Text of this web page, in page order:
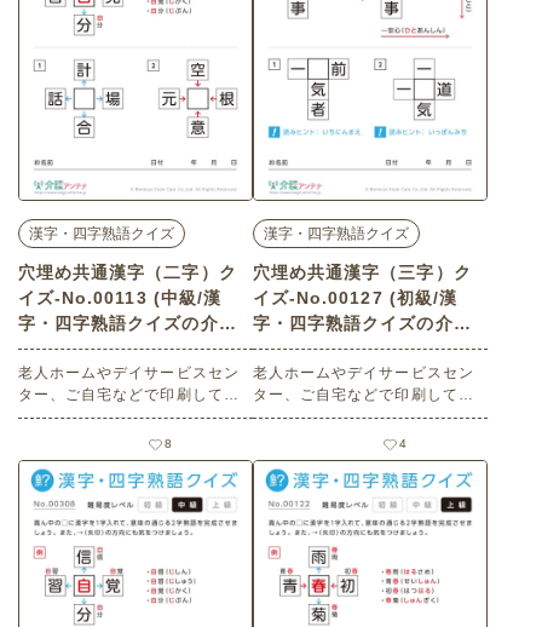
漢字・四字熟語クイズ
穴埋め共通漢字（二字）ク
イズ-No.00113 (中級/漢
字・四字熟語クイズの介護
レク素材)
老人ホームやデイサービスセン
ター、ご自宅などで印刷してお
使いいただける無料の高齢者向
け介護レク素材（漢字・四字熟
語クイズ・中級）です。
8
漢字・四字熟語クイズ
穴埋め共通漢字（三字）ク
イズ-No.00127 (初級/漢
字・四字熟語クイズの介護
レク素材)
老人ホームやデイサービスセン
ター、ご自宅などで印刷してお
使いいただける無料の高齢者向
け介護レク素材（漢字・四字熟
語クイズ・初級）です。
4